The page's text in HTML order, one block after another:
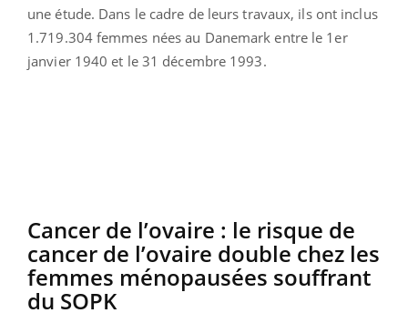
une étude. Dans le cadre de leurs travaux, ils ont inclus
1.719.304 femmes nées au Danemark entre le 1er
janvier 1940 et le 31 décembre 1993.
Cancer de l’ovaire : le risque de
cancer de l’ovaire double chez les
femmes ménopausées souffrant
du SOPK